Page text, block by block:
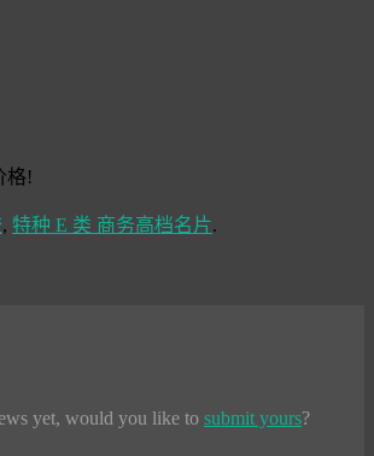
格!
, 特种 E 类 商务高档名片.
yet, would you like to submit yours?